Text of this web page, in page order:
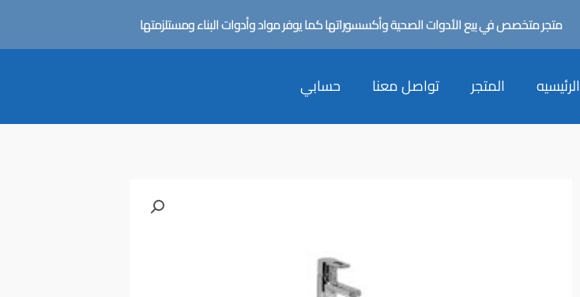
متجر متخصص في بيع الأدوات الصحية وأكسسوراتها كما يوفر مواد وأدوات البناء ومستلزمتها
الرئيسيه المتجر تواصل معنا حسابي